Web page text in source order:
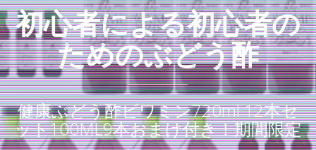
初心者による初心者の
ためのぶどう酢
健康ぶどう酢ビワミン720ml 12本セ
ット100ML9本おまけ付き！期間限定